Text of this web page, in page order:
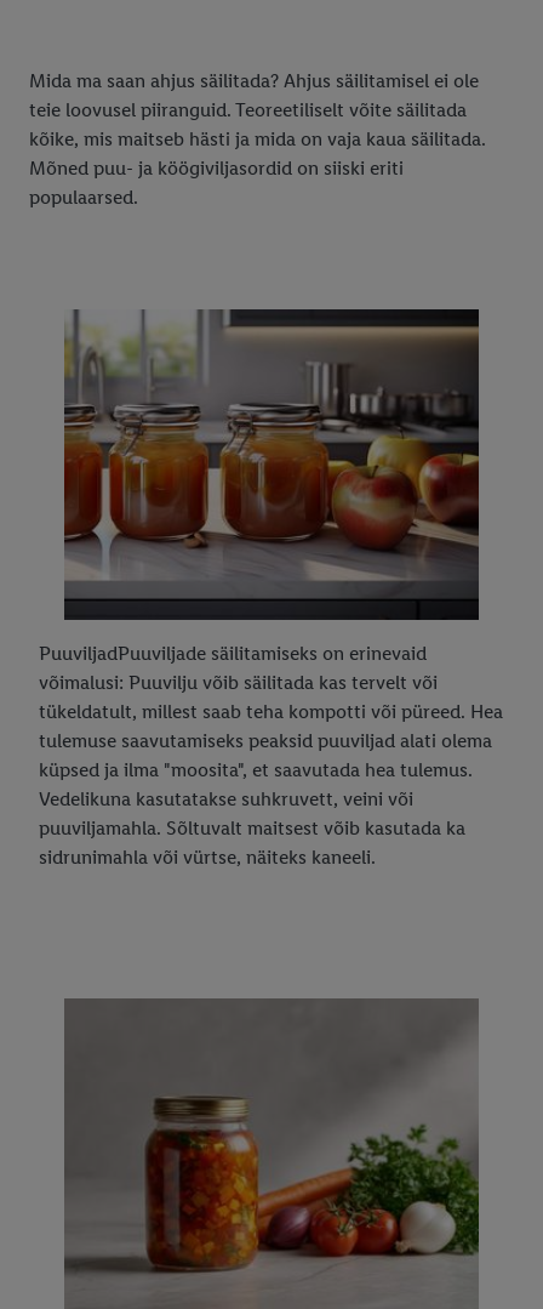
Mida ma saan ahjus säilitada? Ahjus säilitamisel ei ole
teie loovusel piiranguid. Teoreetiliselt võite säilitada
kõike, mis maitseb hästi ja mida on vaja kaua säilitada.
Mõned puu- ja köögiviljasordid on siiski eriti
populaarsed.
PuuviljadPuuviljade säilitamiseks on erinevaid
võimalusi: Puuvilju võib säilitada kas tervelt või
tükeldatult, millest saab teha kompotti või püreed. Hea
tulemuse saavutamiseks peaksid puuviljad alati olema
küpsed ja ilma "moosita", et saavutada hea tulemus.
Vedelikuna kasutatakse suhkruvett, veini või
puuviljamahla. Sõltuvalt maitsest võib kasutada ka
sidrunimahla või vürtse, näiteks kaneeli.